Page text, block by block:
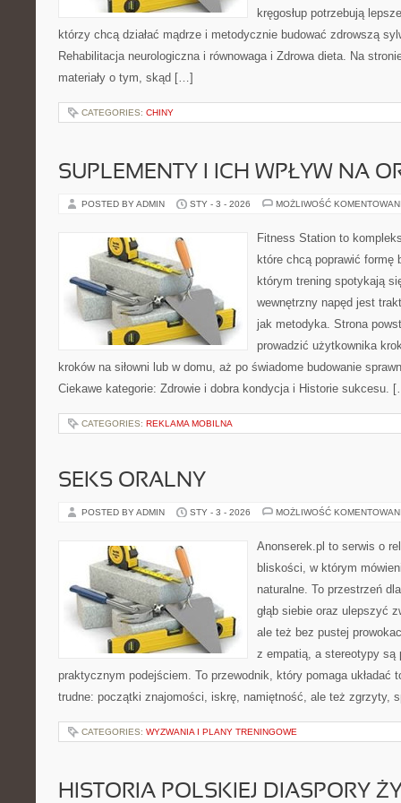
kręgosłup potrzebują
którzy chcą działać mądrze i metodycznie budować zdrowszą
Rehabilitacja neurologiczna i równowaga i Zdrowa dieta. Na
materiały o tym, skąd […]
CATEGORIES: CHINY
SUPLEMENTY I ICH WPŁYW NA
POSTED BY ADMIN STY - 3 - 2026 MOŻLIWOŚĆ
Fitness Station to
które chcą poprawić formę
którym trening spotykają
wewnętrzny napęd jest
jak metodyka. Strona
prowadzić użytkownika
kroków na siłowni lub w domu, aż po świadome budowanie
Ciekawe kategorie: Zdrowie i dobra kondycja i Historie sukcesu.
CATEGORIES: REKLAMA MOBILNA
SEKS ORALNY
POSTED BY ADMIN STY - 3 - 2026 MOŻLIWOŚĆ
Anonserek.pl to serwis o
bliskości, w którym
naturalne. To przestrzeń
głąb siebie oraz ulepszyć
ale też bez pustej
z empatią, a stereotypy są
praktycznym podejściem. To przewodnik, który pomaga układać
trudne: początki znajomości, iskrę, namiętność, ale też zgrzyty,
CATEGORIES: WYZWANIA I PLANY TRENINGOWE
HISTORIA POLSKIEJ DIASPORY